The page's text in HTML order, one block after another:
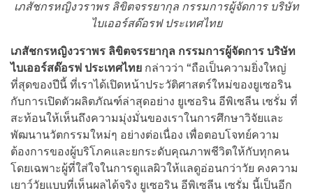
เภสัชกรหญิงวราพร ลิขิตจรรยากุล กรรมการผู้จัดการ บริษัท
ไบเออร์สด๊อรฟ ประเทศไทย
เภสัชกรหญิงวราพร ลิขิตจรรยากุล กรรมการผู้จัดการ บริษัท
ไบเออร์สด๊อรฟ ประเทศไทย กล่าวว่า “ถือเป็นความยิ่งใหญ่
ที่สุดของปีนี้ ที่เราได้เปิดหน้าประวัติศาสตร์ใหม่ของยูเซอริน
กับการเปิดตัวผลิตภัณฑ์ล่าสุดอย่าง ยูเซอริน อีพิเซลีน เซรั่ม ที่
สะท้อนให้เห็นถึงความมุ่งมั่นของเราในการศึกษาวิจัยและ
พัฒนานวัตกรรมใหม่ๆ อย่างต่อเนื่อง เพื่อตอบโจทย์ความ
ต้องการของผู้บริโภคและยกระดับคุณภาพชีวิตให้กับทุกคน
โดยเฉพาะผู้ที่ใส่ใจในการดูแลผิวให้แลดูอ่อนกว่าวัย คงความ
เยาว์วัยแบบที่เห็นผลได้จริง ยูเซอริน อีพิเซลีน เซรั่ม นี้เป็นอีก